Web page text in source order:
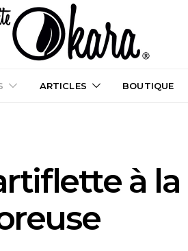
ARTICLES BOUTIQUE
à la